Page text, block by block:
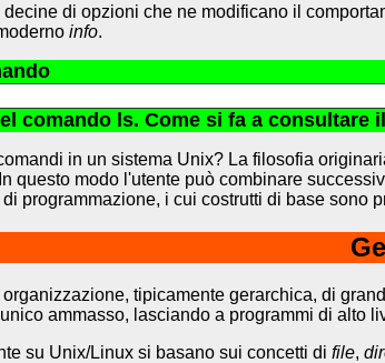
di opzioni che ne modificano il
info.
comando ls. Come si fa a consultare
in un sistema Unix? La filosofia
questo modo l'utente può combinare
programmazione, i cui costrutti di base sono
tipicamente gerarchica, di
ammasso, lasciando a programmi di alto
su Unix/Linux si basano sui concetti di file,